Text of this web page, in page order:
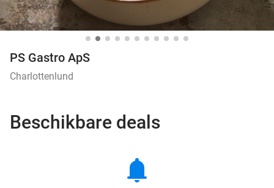
PS Gastro ApS
Charlottenlund
Beschikbare deals
notifications